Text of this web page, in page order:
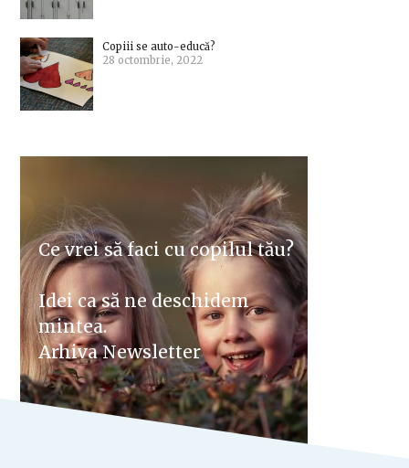
Copiii se auto-educă?
28 octombrie, 2022
Ce vrei să faci cu copilul tău?
Idei ca să ne deschidem
mintea.
Arhiva Newsletter